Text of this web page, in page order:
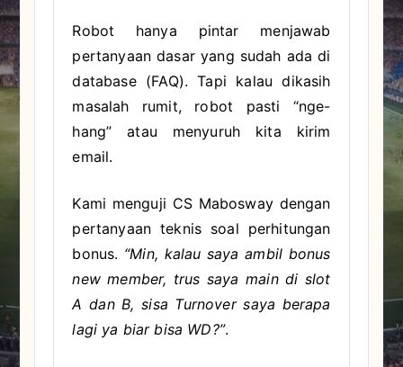
Robot hanya pintar menjawab
pertanyaan dasar yang sudah ada di
database (FAQ). Tapi kalau dikasih
masalah rumit, robot pasti “nge-
hang” atau menyuruh kita kirim
email.
Kami menguji CS Mabosway dengan
pertanyaan teknis soal perhitungan
bonus. “Min, kalau saya ambil bonus
new member, trus saya main di slot
A dan B, sisa Turnover saya berapa
lagi ya biar bisa WD?”.